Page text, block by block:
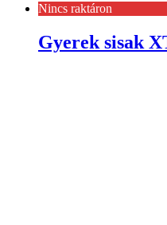
Nincs raktáron
Gyerek sisak